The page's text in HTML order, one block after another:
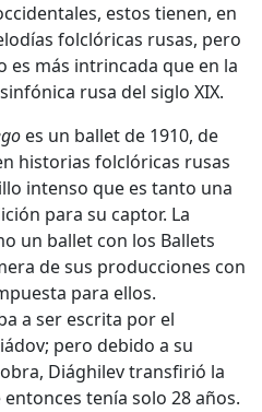
estos tienen, en
folclóricas rusas, pero
es más intrincada que en la
rusa del siglo XIX.
es un ballet de 1910, de
historias folclóricas rusas
intenso que es tanto una
para su captor. La
un ballet con los Ballets
de sus producciones con
para ellos.
a ser escrita por el
pero debido a su
Diághilev transfirió la
tenía solo 28 años.